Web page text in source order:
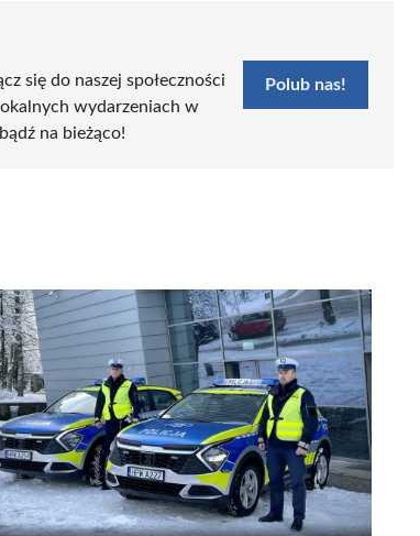
się do naszej społeczności
wydarzeniach w
na bieżąco!
Polub nas!